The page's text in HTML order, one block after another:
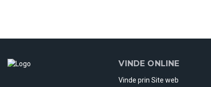
VINDE ONLINE
Vinde prin Site web